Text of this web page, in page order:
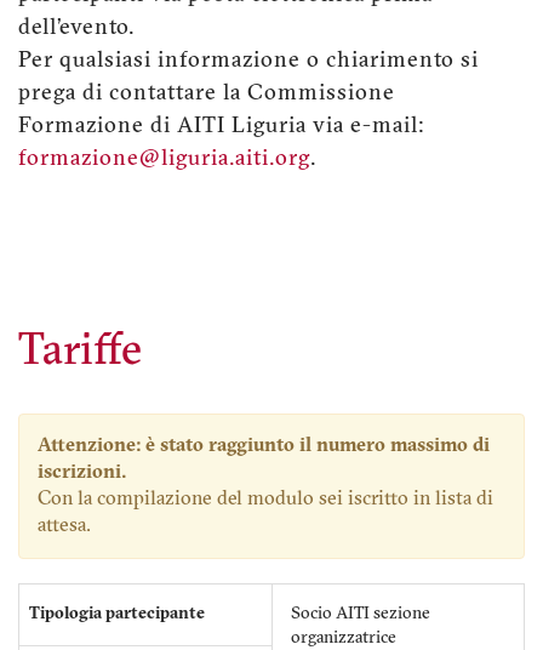
dell’evento.
Per qualsiasi informazione o chiarimento si
prega di contattare la Commissione
Formazione di AITI Liguria via e-mail:
formazione@liguria.aiti.org.
Tariffe
Attenzione: è stato raggiunto il numero massimo di
iscrizioni.
Con la compilazione del modulo sei iscritto in lista di
attesa.
Tipologia partecipante
Socio AITI sezione
organizzatrice